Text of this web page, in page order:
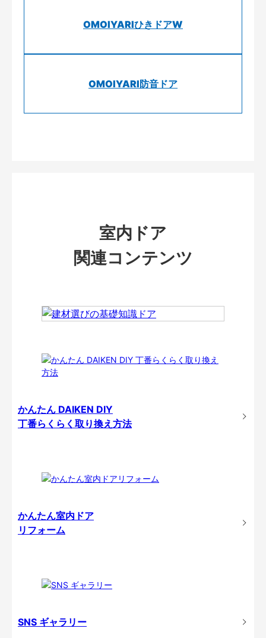
OMOIYARIひきドアW
OMOIYARI防音ドア
室内ドア
関連コンテンツ
かんたん DAIKEN DIY
丁番らくらく取り換え方法
かんたん室内ドア
リフォーム
SNS ギャラリー